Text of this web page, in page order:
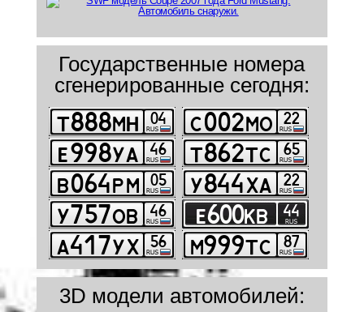
Государственные номера
сгенерированные сегодня:
3D модели автомобилей: